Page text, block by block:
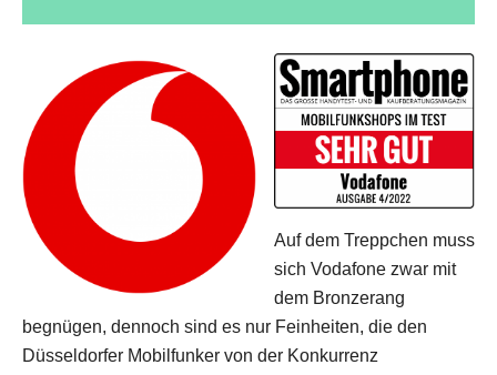
Auf dem Treppchen muss
sich Vodafone zwar mit
dem Bronzerang
begnügen, dennoch sind es nur Feinheiten, die den
Düsseldorfer Mobilfunker von der Konkurrenz